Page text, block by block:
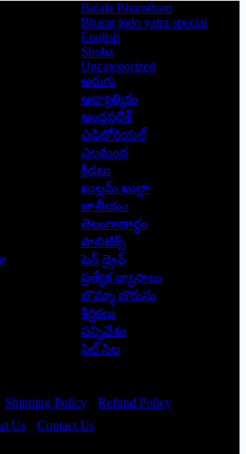
Balala Bharatham
Bharat jodo yatra special
English
Shoba
Uncategorized
అరుగు
ఆద్యాత్మికం
ఆంధ్రప్రదేశ్
ఎడిటోరియల్
ఎలమంద
క్రీడలు
ఖుల్లమ్ ఖుల్లా
జాతీయం
తెలంగాణార్థం
పాలిటిక్స్
పెన్ డ్రైవ్
ప్రత్యేక వ్యాసాలు
బొమ్మా బొరుసు
శీర్షికలు
సన్నివేశం
సిల్ సిల
Shipping Policy
Refund Policy
Us Contact Us